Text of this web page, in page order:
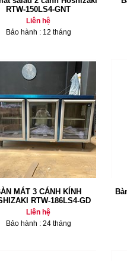
RTW-150LS4-GNT
Liên hệ
Bảo hành : 12 tháng
MÁT 3 CÁNH KÍNH
RTW-186LS4-GD
Liên hệ
Bảo hành : 24 tháng